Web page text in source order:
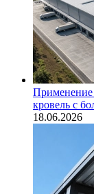
Применение
кровель с
18.06.2026